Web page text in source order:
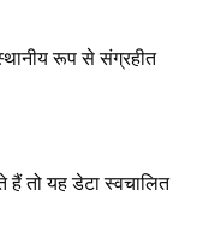
रूप से संग्रहीत
तो यह डेटा स्वचालित